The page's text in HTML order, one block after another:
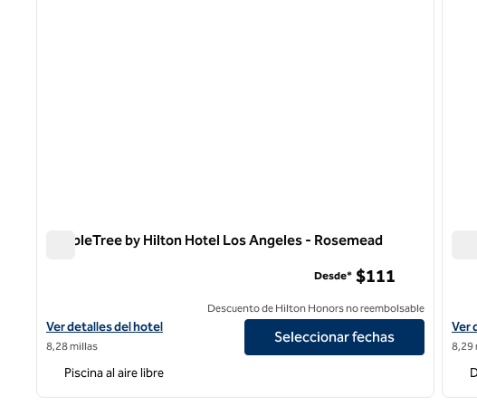
DoubleTree by Hilton Hotel Los Angeles - Rosemead
Ver detalles del hotel DoubleTree by Hilton Los Angeles - Rosemead
Ver detalles del hotel
8,28 millas
Desde* $111
Descuento de Hilton Honors no reembolsable
Seleccionar fechas
Piscina al aire libre
Ver
Ver
8,29